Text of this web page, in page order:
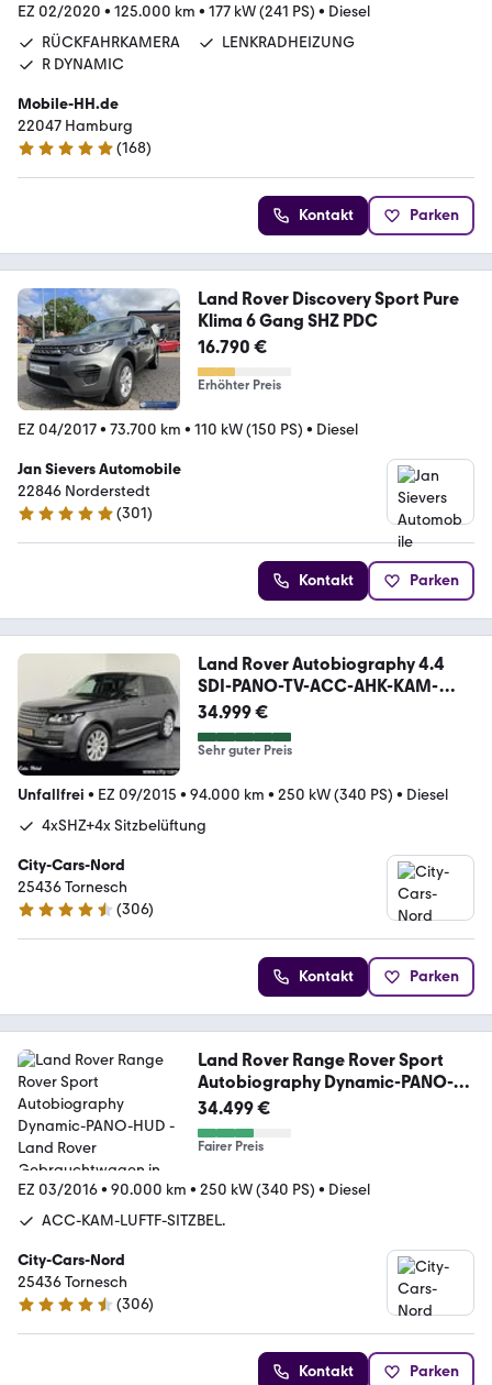
EZ 02/2020 • 125.000 km • 177 kW (241 PS) • Diesel
RÜCKFAHRKAMERA
LENKRADHEIZUNG
R DYNAMIC
Mobile-HH.de
22047 Hamburg
4.8 Sterne
(168)
Kontakt Parken
Land Rover Discovery Sport Pure
Klima 6 Gang SHZ PDC
16.790 €
Erhöhter Preis
EZ 04/2017• 73.700 km • 110 kW (150 PS) • Diesel
Jan Sievers Automobile
22846 Norderstedt
4.9 Sterne
(301)
Kontakt Parken
Land Rover Autobiography 4.4
SDI-PANO-TV-ACC-AHK-KAM-
MERIDI
34.999 €
Sehr guter Preis
Unfallfrei • EZ 09/2015 • 94.000 km • 250 kW (340 PS) • Diesel
4xSHZ+4x Sitzbelüftung
City-Cars-Nord
25436 Tornesch
4.6 Sterne
(306)
Kontakt Parken
Land Rover Range Rover Sport
Autobiography Dynamic-PANO-
HUD
34.499 €
Fairer Preis
EZ 03/2016• 90.000 km • 250 kW (340 PS) • Diesel
ACC-KAM-LUFTF-SITZBEL.
City-Cars-Nord
25436 Tornesch
4.6 Sterne
(306)
Kontakt Parken